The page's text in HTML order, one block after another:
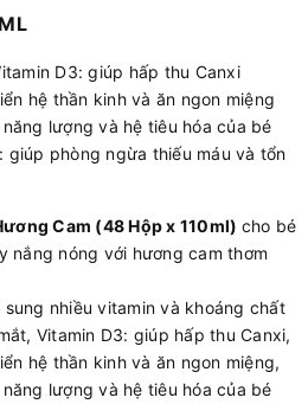
D3: giúp hấp thu Canxi
hệ thần kinh và ăn ngon miệng
lượng và hệ tiêu hóa của bé
giúp phòng ngừa thiếu máu và tổn
Cam (48 Hộp x 110ml) cho bé
nắng nóng với hương cam thơm
nhiều vitamin và khoáng chất
Vitamin D3: giúp hấp thu Canxi,
hệ thần kinh và ăn ngon miệng,
lượng và hệ tiêu hóa của bé